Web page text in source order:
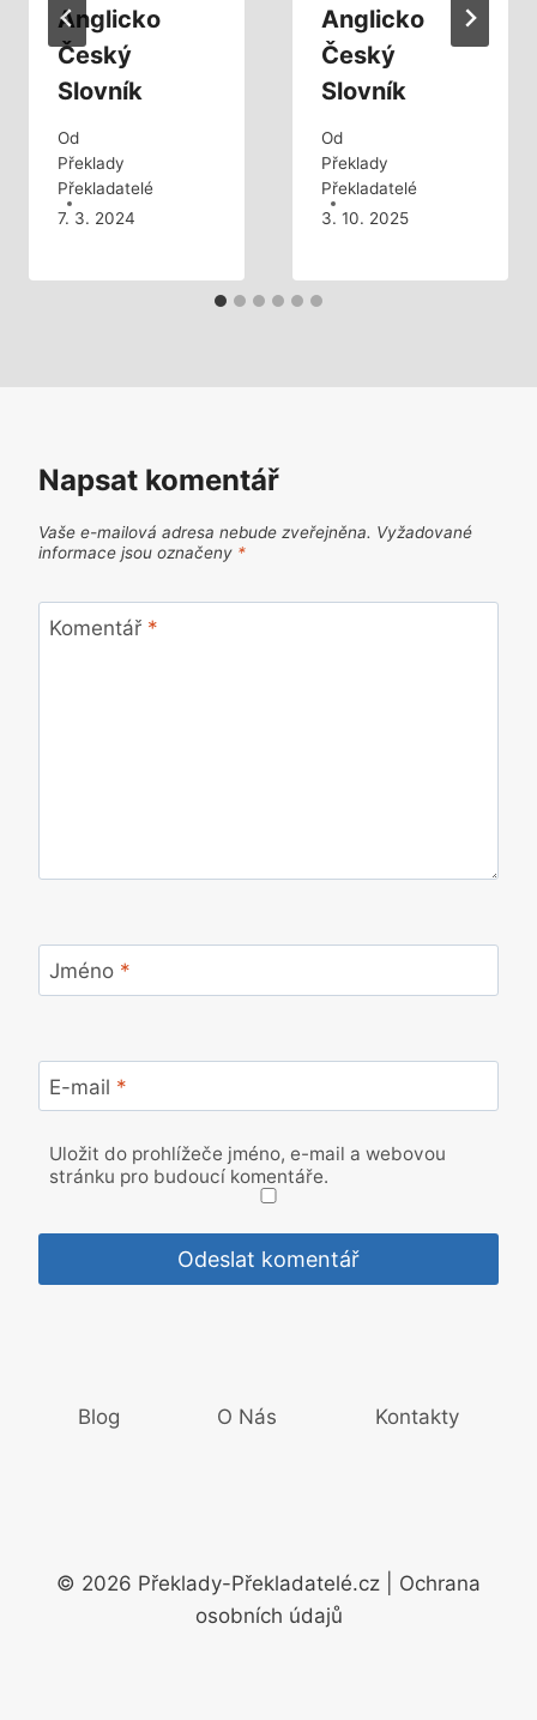
Anglicko
Český
Slovník
Od
Překlady
Překladatelé
7. 3. 2024
Anglicko
Český
Slovník
Od
Překlady
Překladatelé
3. 10. 2025
Napsat komentář
Vaše e-mailová adresa nebude zveřejněna. Vyžadované
informace jsou označeny *
Komentář *
Jméno *
E-mail *
Uložit do prohlížeče jméno, e-mail a webovou
stránku pro budoucí komentáře.
Blog O Nás Kontakty
© 2026 Překlady-Překladatelé.cz | Ochrana
osobních údajů